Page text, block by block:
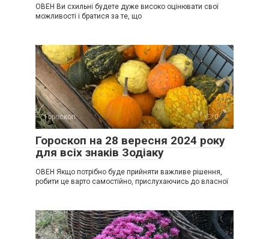
ОВЕН Ви схильні будете дуже високо оцінювати свої
можливості і братися за те, що
Гороскоп 0
Гороскоп на 28 вересня 2024 року
для всіх знаків Зодіаку
ОВЕН Якщо потрібно буде прийняти важливе рішення,
робити це варто самостійно, прислухаючись до власної